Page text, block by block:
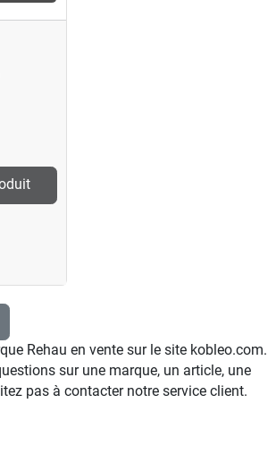
Rehau en vente sur le site kobleo.com.
sur une marque, un article, une
pas à contacter notre service client.